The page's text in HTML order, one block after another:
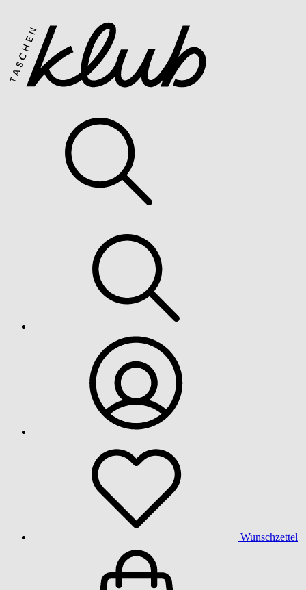
Wunschzettel